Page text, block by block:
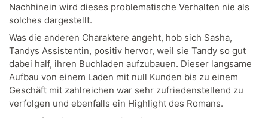
Nachhinein wird dieses problematische Verhalten nie als
solches dargestellt.
Was die anderen Charaktere angeht, hob sich Sasha,
Tandys Assistentin, positiv hervor, weil sie Tandy so gut
dabei half, ihren Buchladen aufzubauen. Dieser langsame
Aufbau von einem Laden mit null Kunden bis zu einem
Geschäft mit zahlreichen war sehr zufriedenstellend zu
verfolgen und ebenfalls ein Highlight des Romans.